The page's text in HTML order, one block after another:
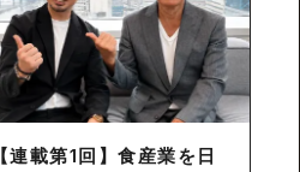
【連載第1回】食産業を日